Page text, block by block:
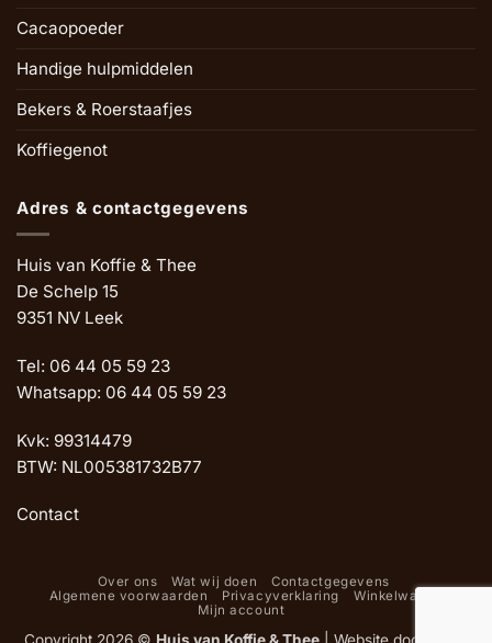
Cacaopoeder
Handige hulpmiddelen
Bekers & Roerstaafjes
Koffiegenot
Adres & contactgegevens
Huis van Koffie & Thee
De Schelp 15
9351 NV Leek
Tel: 06 44 05 59 23
Whatsapp: 06 44 05 59 23
Kvk: 99314479
BTW: NL005381732B77
Contact
Over ons Wat wij doen
Contactgegevens
Algemene voorwaarden
Privacyverklaring
Winkelwagen
Mijn account